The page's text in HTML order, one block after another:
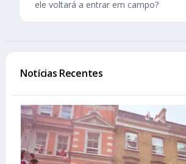
ele voltará a entrar em campo?
Notícias Recentes